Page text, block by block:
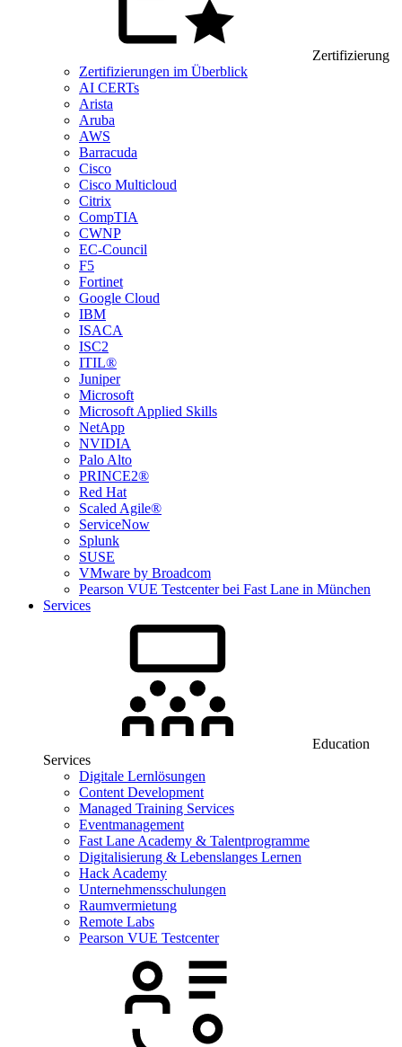
Zertifizierung
Zertifizierungen im Überblick
AI CERTs
Arista
Aruba
AWS
Barracuda
Cisco
Cisco Multicloud
Citrix
CompTIA
CWNP
EC-Council
F5
Fortinet
Google Cloud
IBM
ISACA
ISC2
ITIL®
Juniper
Microsoft
Microsoft Applied Skills
NetApp
NVIDIA
Palo Alto
PRINCE2®
Red Hat
Scaled Agile®
ServiceNow
Splunk
SUSE
VMware by Broadcom
Pearson VUE Testcenter bei Fast Lane in München
Services
Education
Services
Digitale Lernlösungen
Content Development
Managed Training Services
Eventmanagement
Fast Lane Academy & Talentprogramme
Digitalisierung & Lebenslanges Lernen
Hack Academy
Unternehmensschulungen
Raumvermietung
Remote Labs
Pearson VUE Testcenter